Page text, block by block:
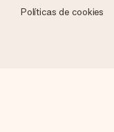
Políticas de cookies